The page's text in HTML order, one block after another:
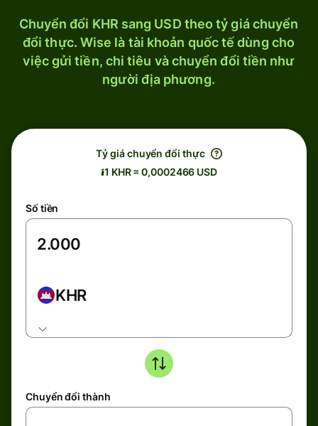
Chuyển đổi KHR sang USD theo tỷ giá chuyển
đổi thực. Wise là tài khoản quốc tế dùng cho
việc gửi tiền, chi tiêu và chuyển đổi tiền như
người địa phương.
Tỷ giá chuyển đổi thực
៛1 KHR = 0,0002466 USD
Số tiền
KHR
Chuyển đổi thành